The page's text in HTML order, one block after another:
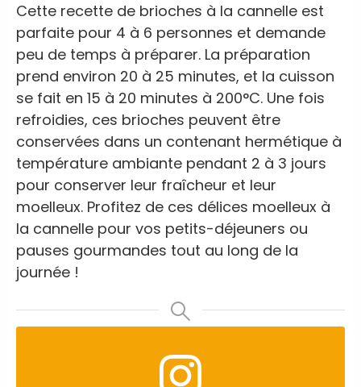
Cette recette de brioches à la cannelle est
parfaite pour 4 à 6 personnes et demande
peu de temps à préparer. La préparation
prend environ 20 à 25 minutes, et la cuisson
se fait en 15 à 20 minutes à 200°C. Une fois
refroidies, ces brioches peuvent être
conservées dans un contenant hermétique à
température ambiante pendant 2 à 3 jours
pour conserver leur fraîcheur et leur
moelleux. Profitez de ces délices moelleux à
la cannelle pour vos petits-déjeuners ou
pauses gourmandes tout au long de la
journée !